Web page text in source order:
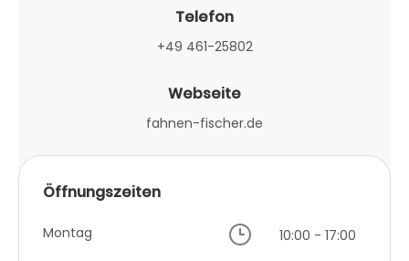
Telefon
+49 461-25802
Webseite
fahnen-fischer.de
Öffnungszeiten
Montag
10:00 - 17:00